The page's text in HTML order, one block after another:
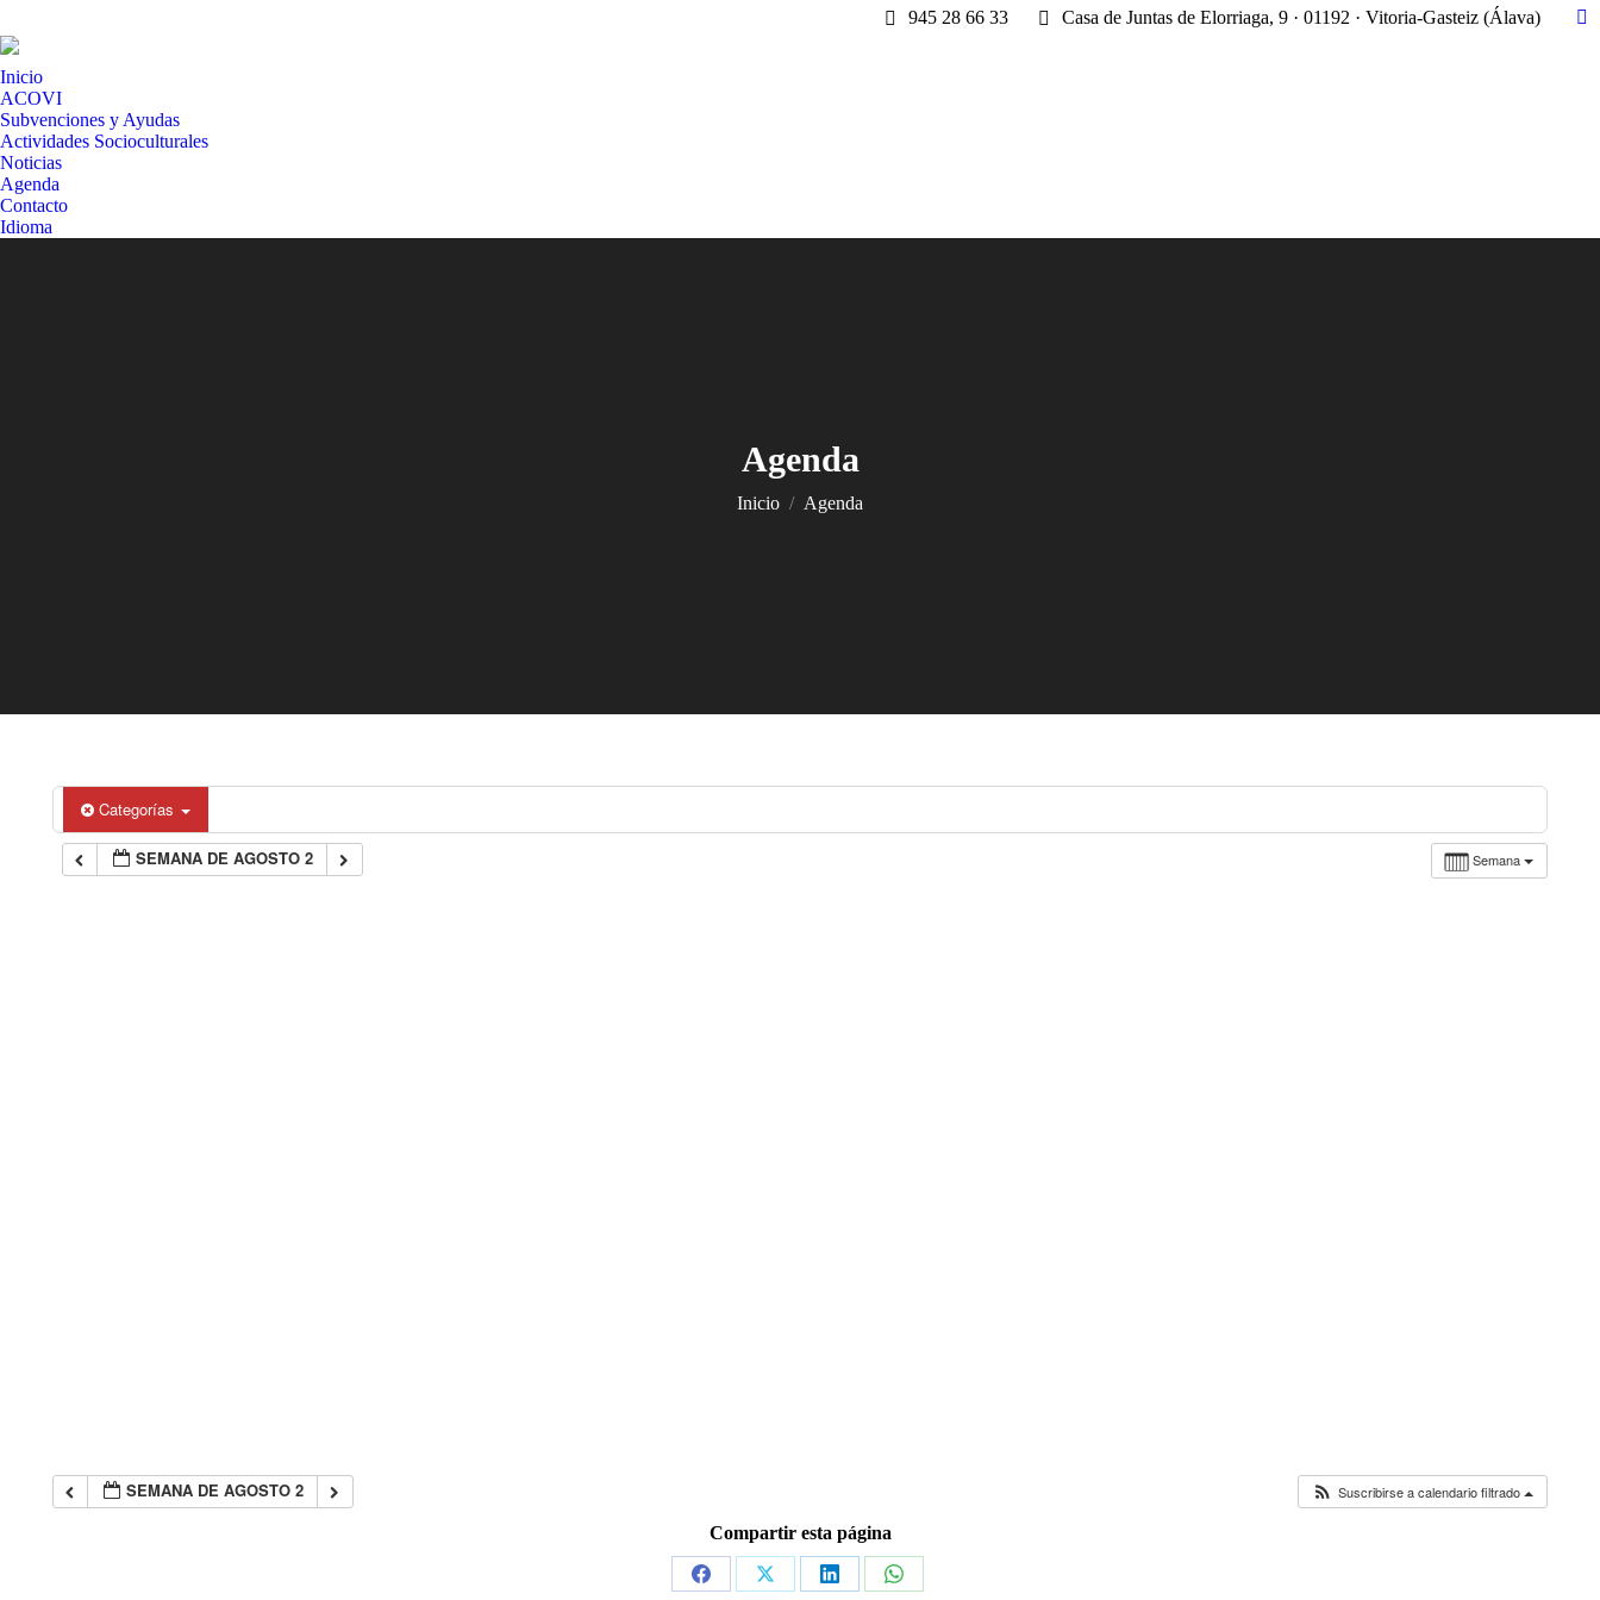
945 28 66 33 Casa de Juntas de Elorriaga, 9 · 01192 · Vitoria-Gasteiz (Álava)
X
Inicio
ACOVI
Subvenciones y Ayudas
Actividades Socioculturales
Noticias
Agenda
Contacto
Idioma
Agenda
Estás aquí:
Inicio
Agenda
Categorías
Semana
SEMANA DE AGOSTO 2
SEMANA DE AGOSTO 2 Suscribirse a calendario filtrado
Compartir esta página
Share
Share
Share
Share